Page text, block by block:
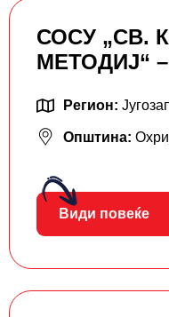
СОСУ „СВ.
МЕТОДИЈ“
Регион:
Општина:
Види повеќе